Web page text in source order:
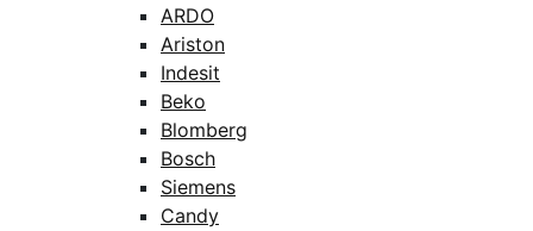
ARDO
Ariston
Indesit
Beko
Blomberg
Bosch
Siemens
Candy